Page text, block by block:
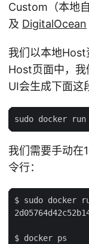
Custom（本地
及 DigitalOcean
我们以本地
Host页面中，
UI会生成下面这
我们需要手动在
令行：
$ sudo docker
$ docker ps